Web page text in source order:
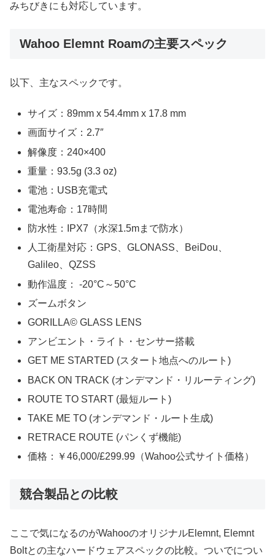
みちびきにも対応しています。
Wahoo Elemnt Roamの主要スペック
以下、主なスペックです。
サイズ：89mm x 54.4mm x 17.8 mm
画面サイズ：2.7″
解像度：240×400
重量：93.5g (3.3 oz)
電池：USB充電式
電池寿命：17時間
防水性：IPX7（水深1.5mまで防水）
人工衛星対応：GPS、GLONASS、BeiDou、
Galileo、QZSS
動作温度： -20°C～50°C
ズームボタン
GORILLA© GLASS LENS
アンビエント・ライト・センサー搭載
GET ME STARTED (スタート地点へのルート)
BACK ON TRACK (オンデマンド・リルーティング)
ROUTE TO START (最短ルート)
TAKE ME TO (オンデマンド・ルート生成)
RETRACE ROUTE (パンくず機能)
価格：￥46,000/£299.99（Wahoo公式サイト価格）
競合製品との比較
ここで気になるのがWahooのオリジナルElemnt, Elemnt
Boltとの主なハードウェアスペックの比較。ついでについ